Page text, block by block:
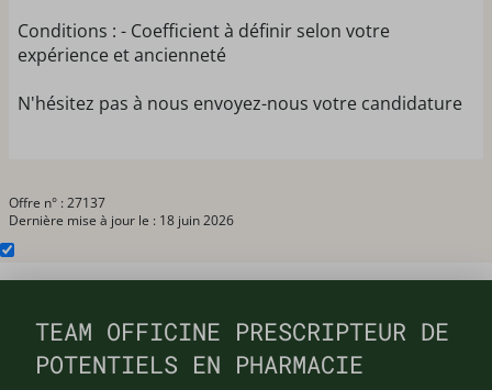
Conditions : - Coefficient à définir selon votre
expérience et ancienneté
N'hésitez pas à nous envoyez-nous votre candidature
Offre n° : 27137
Dernière mise à jour le : 18 juin 2026
TEAM OFFICINE PRESCRIPTEUR DE
POTENTIELS EN PHARMACIE